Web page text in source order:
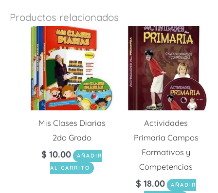
Productos relacionados
Mis Clases Diarias
2do Grado
$ 10.00
AÑADIR
AL CARRITO
Actividades
Primaria Campos
Formativos y
Competencias
$ 18.00
AÑADIR